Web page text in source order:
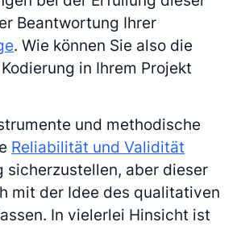
Beantwortung Ihrer
. Wie können Sie also die
in Ihrem Projekt
und methodische
Reliabilität und Validität
sicherzustellen, aber dieser
mit der Idee des qualitativen
In vielerlei Hinsicht ist